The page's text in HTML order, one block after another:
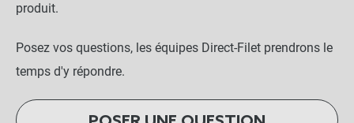
produit.
Posez vos questions, les équipes Direct-Filet prendrons le
temps d'y répondre.